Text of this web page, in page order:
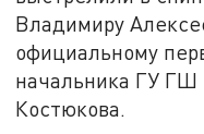
Владимиру
официальному
начальника ГУ ГШ
Костюкова.